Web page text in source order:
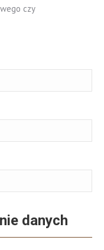
czy
danych